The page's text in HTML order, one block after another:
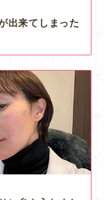
出来てしまった